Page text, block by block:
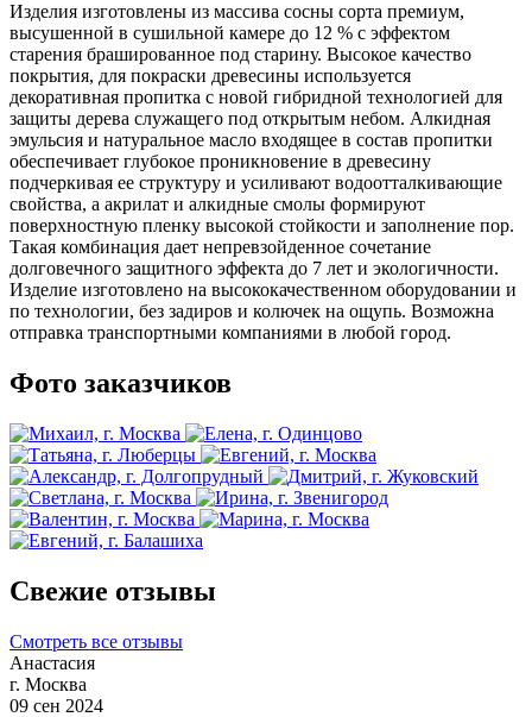
Изделия изготовлены из массива сосны сорта премиум,
высушенной в сушильной камере до 12 % с эффектом
старения брашированное под старину. Высокое качество
покрытия, для покраски древесины используется
декоративная пропитка с новой гибридной технологией для
защиты дерева служащего под открытым небом. Алкидная
эмульсия и натуральное масло входящее в состав пропитки
обеспечивает глубокое проникновение в древесину
подчеркивая ее структуру и усиливают водоотталкивающие
свойства, а акрилат и алкидные смолы формируют
поверхностную пленку высокой стойкости и заполнение пор.
Такая комбинация дает непревзойденное сочетание
долговечного защитного эффекта до 7 лет и экологичности.
Изделие изготовлено на высококачественном оборудовании и
по технологии, без задиров и колючек на ощупь. Возможна
отправка транспортными компаниями в любой город.
Фото заказчиков
Свежие отзывы
Смотреть все отзывы
Анастасия
г. Москва
09 сен 2024